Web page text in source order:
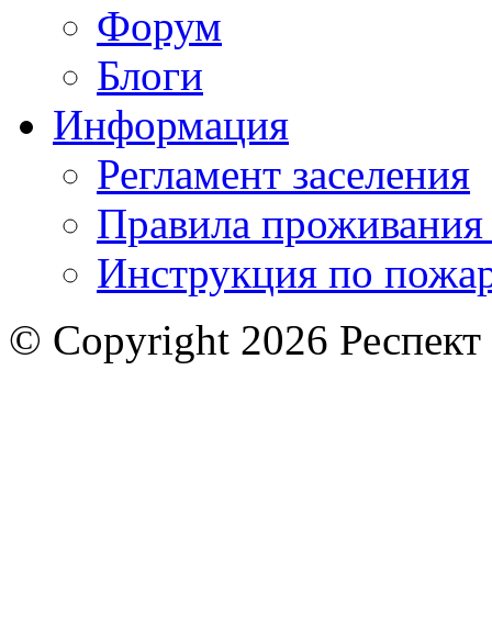
Форум
Блоги
Информация
Регламент заселения
Правила
Инструкция по
© Copyright 2026 Респект